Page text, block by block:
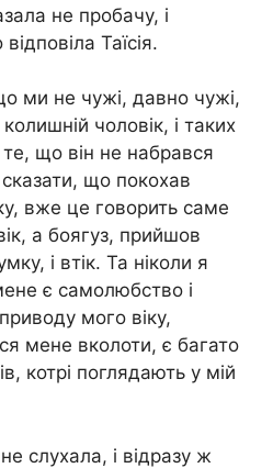
не пробачу, і
Таїсія.
ми не чужі, давно чужі,
чоловік, і таких
що він не набрався
сказати, що покохав
вже це говорить саме
а боягуз, прийшов
і втік. Та ніколи я
є самолюбство і
мого віку,
мене вколоти, є багато
котрі поглядають у мій
слухала, і відразу ж